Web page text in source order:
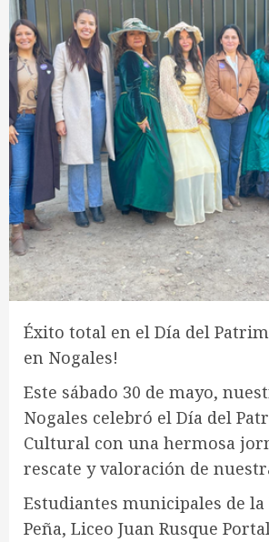
Éxito total en el Día del
en Nogales!
Este sábado 30 de mayo,
Nogales celebró el Día del
Cultural con una hermosa
rescate y valoración de
Estudiantes municipales de la
Peña, Liceo Juan Rusque